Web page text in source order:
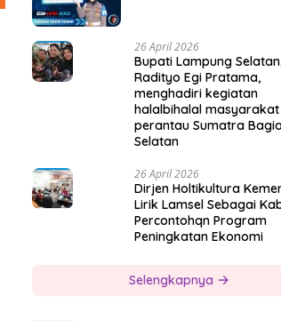
26 April 2026
Bupati Lampung
Radityo Egi Pratama,
menghadiri kegiatan
halalbihalal masyarakat
perantau Sumatra
Selatan
26 April 2026
Dirjen Holtikultura
Lirik Lamsel Sebagai
Percontohqn Program
Peningkatan Ekonomi
Selengkapnya